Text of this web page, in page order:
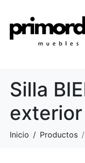
Silla
exterior
Inicio Productos